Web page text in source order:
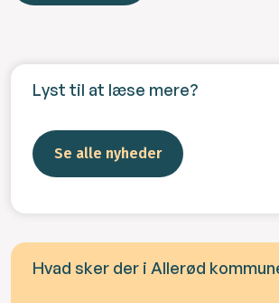
Lyst til at læse mere?
Se alle nyheder
Hvad sker der i Allerød